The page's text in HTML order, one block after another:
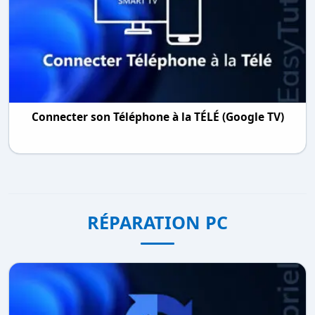
Connecter son Téléphone à la TÉLÉ (Google TV)
RÉPARATION PC